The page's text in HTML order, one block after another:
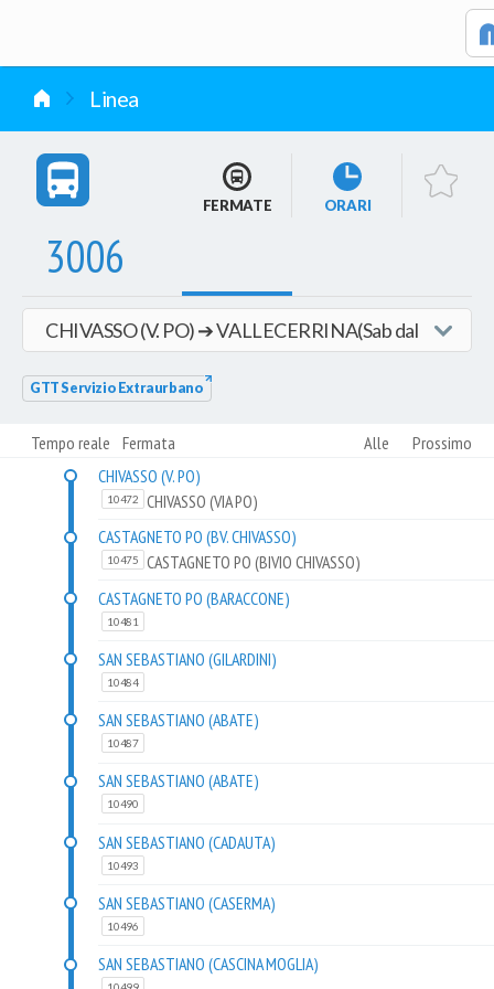
Linea
3006
FERMATE ORARI
GTT Servizio Extraurbano
Tempo reale Fermata Alle
Prossimo
CHIVASSO (V. PO)
10472
CHIVASSO (VIA PO)
CASTAGNETO PO (BV. CHIVASSO)
10475
CASTAGNETO PO (BIVIO CHIVASSO)
CASTAGNETO PO (BARACCONE)
10481
SAN SEBASTIANO (GILARDINI)
10484
SAN SEBASTIANO (ABATE)
10487
SAN SEBASTIANO (ABATE)
10490
SAN SEBASTIANO (CADAUTA)
10493
SAN SEBASTIANO (CASERMA)
10496
SAN SEBASTIANO (CASCINA MOGLIA)